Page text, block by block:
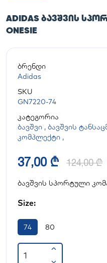
ADIDAS ᲑᲐᲕᲨᲕᲘᲡ
ONESIE
ბრენდი
Adidas
SKU
GN7220-74
კატეგორია
ბავშვი , ბავშვის
კომპლექტი ,
37,00 ₾ 124,00 ₾
ბავშვის სპორტული
Size:
74 80